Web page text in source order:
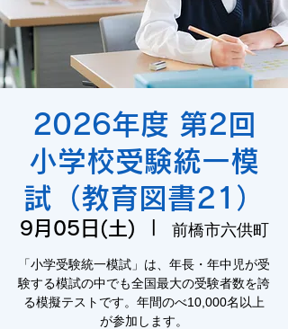
2026年度 第2回
小学校受験統一模
試（教育図書21）
9月05日(土) 前橋市六供町
「小学受験統一模試」は、年長・年中児が受
験する模試の中でも全国最大の受験者数を誇
る模擬テストです。年間のべ10,000名以上
が参加します。